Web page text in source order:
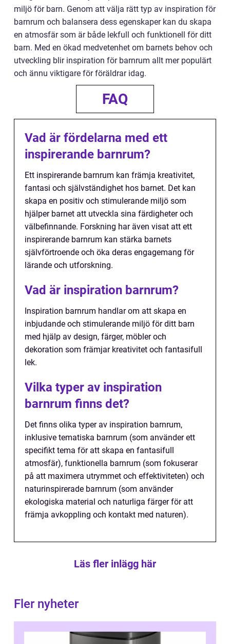
miljö för barn. Genom att välja rätt typ av inspiration för
barnrum och balansera dess egenskaper kan du skapa
en atmosfär som är både lekfull och funktionell för ditt
barn. Med en ökad medvetenhet om barnets behov och
utveckling blir inspiration för barnrum allt mer populärt
och ännu viktigare för föräldrar idag.
FAQ
Vad är fördelarna med ett
inspirerande barnrum?
Ett inspirerande barnrum kan främja kreativitet,
fantasi och självständighet hos barnet. Det kan
skapa en positiv och stimulerande miljö som
hjälper barnet att utveckla sina färdigheter och
välbefinnande. Forskning har även visat att ett
inspirerande barnrum kan stärka barnets
självförtroende och öka deras engagemang för
lärande och utforskning.
Vad är inspiration barnrum?
Inspiration barnrum handlar om att skapa en
inbjudande och stimulerande miljö för ditt barn
med hjälp av design, färger, möbler och
dekoration som främjar kreativitet och fantasifull
lek.
Vilka typer av inspiration
barnrum finns det?
Det finns olika typer av inspiration barnrum,
inklusive tematiska barnrum (som använder ett
specifikt tema för att skapa en fantasifull
atmosfär), funktionella barnrum (som fokuserar
på att maximera utrymmet och effektiviteten) och
naturinspirerade barnrum (som använder
ekologiska material och naturliga färger för att
främja avkoppling och kontakt med naturen).
Läs fler inlägg här
Fler nyheter